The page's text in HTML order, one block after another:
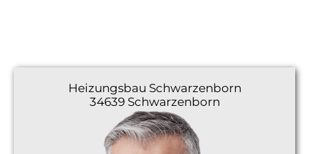
Heizungsbau Schwarzenborn
34639 Schwarzenborn